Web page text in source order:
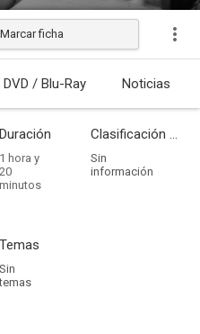
Marcar ficha
DVD / Blu-Ray Noticias
Duración
1 hora y
20
minutos
Clasificación por edades
Sin
información
Temas
Sin
temas